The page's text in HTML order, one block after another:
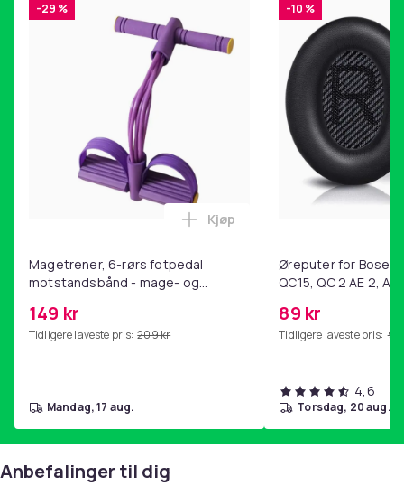
-29 %
Magetrener, 6-rørs fotpedal
motstandsbånd - mage- og
hjemmegymnastikk Purple
149 kr
Tidligere laveste pris: 209 kr
Legg Magetrener, 6-rørs
Kjøp
mandag, 17 aug.
-10 %
Øreputer for Bose
QC15, QC 2 AE 2, AE
89 kr
Tidligere laveste pris: 99
4,6
torsdag, 20 aug.
Anbefalinger til dig